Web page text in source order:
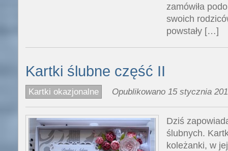
zamówiła
swoich
powstały […]
Kartki ślubne część II
Kartki okazjonalne Opublikowano 15 stycznia
Dziś
ślubnych.
koleżanki, w